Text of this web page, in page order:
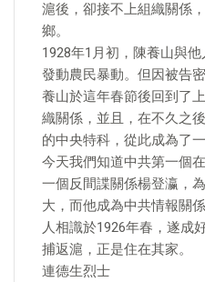
滬後，卻接不上組織關係
鄉。
1928年1月初，陳養山與
發動農民暴動。但因被告
養山於這年春節後回到了
織關係，並且，在不久之
的中央特科，從此成為了
今天我們知道中共第一個
一個反間諜關係楊登瀛，
大，而他成為中共情報關
人相識於1926年春，遂成
捕返滬，正是住在其家。
連德生烈士